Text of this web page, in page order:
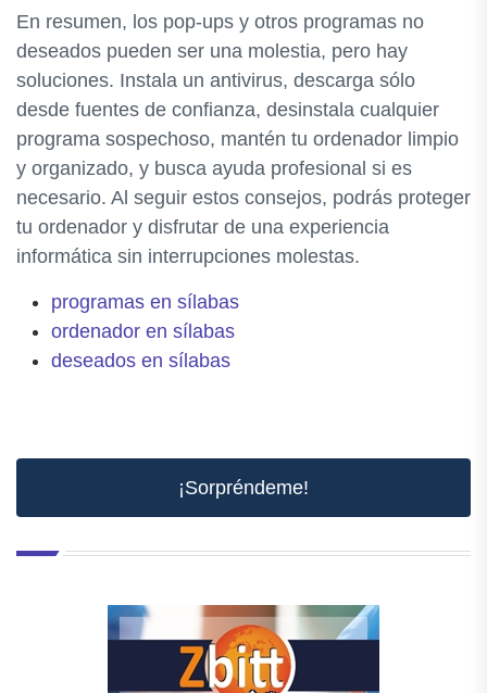
En resumen, los pop-ups y otros programas no
deseados pueden ser una molestia, pero hay
soluciones. Instala un antivirus, descarga sólo
desde fuentes de confianza, desinstala cualquier
programa sospechoso, mantén tu ordenador limpio
y organizado, y busca ayuda profesional si es
necesario. Al seguir estos consejos, podrás proteger
tu ordenador y disfrutar de una experiencia
informática sin interrupciones molestas.
programas en sílabas
ordenador en sílabas
deseados en sílabas
¡Sorpréndeme!